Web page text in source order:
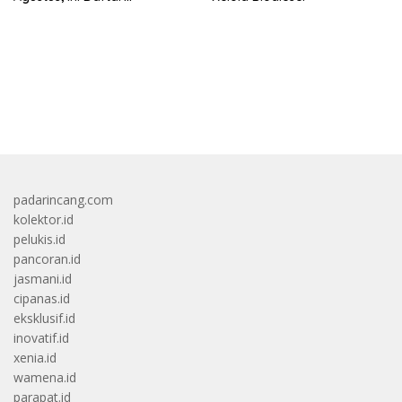
padarincang.com
kolektor.id
pelukis.id
pancoran.id
jasmani.id
cipanas.id
eksklusif.id
inovatif.id
xenia.id
wamena.id
parapat.id